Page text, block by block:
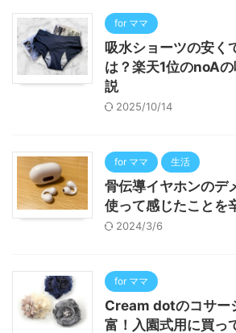
for ママ
吸水ショーツの安く
は？楽天1位のnoA
説
2025/10/14
for ママ 生活
骨伝導イヤホンのデ
使って感じたことを
2024/3/6
for ママ
Cream dotのコサー
富！入園式用に買っ